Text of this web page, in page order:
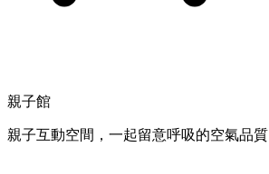
親子館
親子互動空間，一起留意呼吸的空氣品質